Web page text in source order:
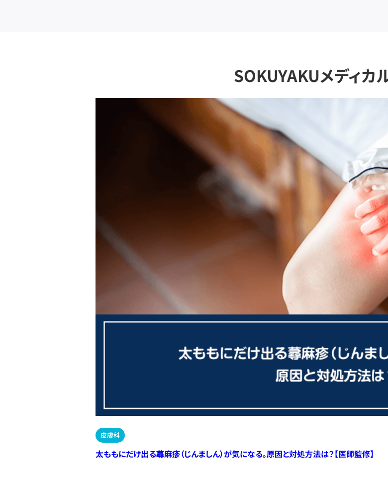
SOKUYAKUメディカ
皮膚科
太ももにだけ出る蕁麻疹（じんましん）が気になる。原因と対処方法は？【医師監修】